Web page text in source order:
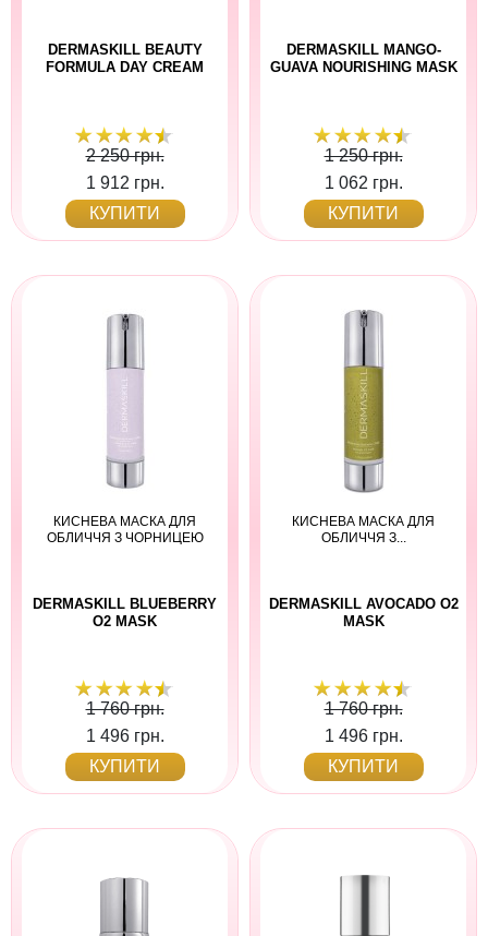
DERMASKILL BEAUTY
FORMULA DAY CREAM
2 250 грн.
1 912 грн.
КУПИТИ
DERMASKILL MANGO-
GUAVA NOURISHING MASK
1 250 грн.
1 062 грн.
КУПИТИ
КИСНЕВА МАСКА ДЛЯ
ОБЛИЧЧЯ З ЧОРНИЦЕЮ
DERMASKILL BLUEBERRY
O2 MASK
1 760 грн.
1 496 грн.
КУПИТИ
КИСНЕВА МАСКА ДЛЯ
ОБЛИЧЧЯ З...
DERMASKILL AVOCADO O2
MASK
1 760 грн.
1 496 грн.
КУПИТИ